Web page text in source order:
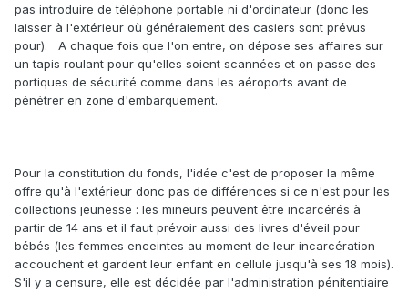
pas introduire de téléphone portable ni d'ordinateur (donc les
laisser à l'extérieur où généralement des casiers sont prévus
pour). A chaque fois que l'on entre, on dépose ses affaires sur
un tapis roulant pour qu'elles soient scannées et on passe des
portiques de sécurité comme dans les aéroports avant de
pénétrer en zone d'embarquement.
Pour la constitution du fonds, l'idée c'est de proposer la même
offre qu'à l'extérieur donc pas de différences si ce n'est pour les
collections jeunesse : les mineurs peuvent être incarcérés à
partir de 14 ans et il faut prévoir aussi des livres d'éveil pour
bébés (les femmes enceintes au moment de leur incarcération
accouchent et gardent leur enfant en cellule jusqu'à ses 18 mois).
S'il y a censure, elle est décidée par l'administration pénitentiaire